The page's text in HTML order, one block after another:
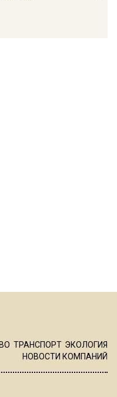
ТРАНСПОРТ ЭКОЛОГИЯ
НОВОСТИ КОМПАНИЙ